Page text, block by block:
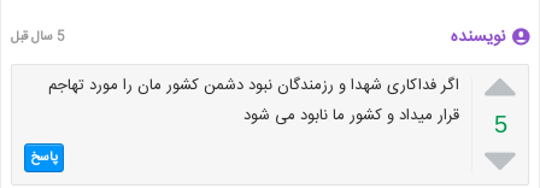
نویسنده 5 سال قبل

5

اگر فداکاری شهدا و رزمندگان نبود دشمن کشور مان را مورد تهاجم
قرار میداد و کشور ما نابود می شود
پاسخ